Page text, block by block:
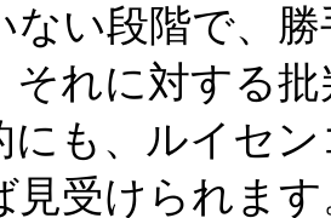
ない段階で、
それに対する
にも、ルイセ
見受けられま